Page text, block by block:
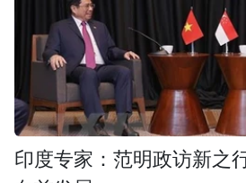
印度专家：范明政访新之